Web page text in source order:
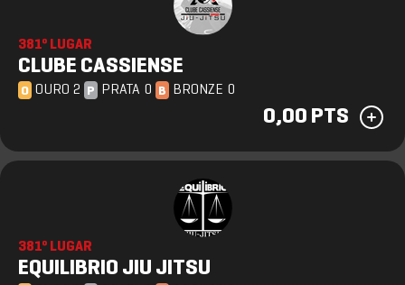
381º LUGAR
CLUBE CASSIENSE
O OURO 2 P PRATA 0 B BRONZE 0
0,00 PTS
381º LUGAR
EQUILIBRIO JIU JITSU